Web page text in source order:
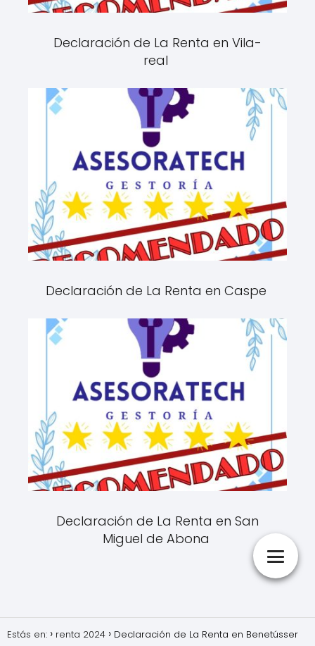
Declaración de La Renta en Vila-
real
Declaración de La Renta en Caspe
Declaración de La Renta en San
Miguel de Abona
Estás en: renta 2024 Declaración de La Renta en Benetússer